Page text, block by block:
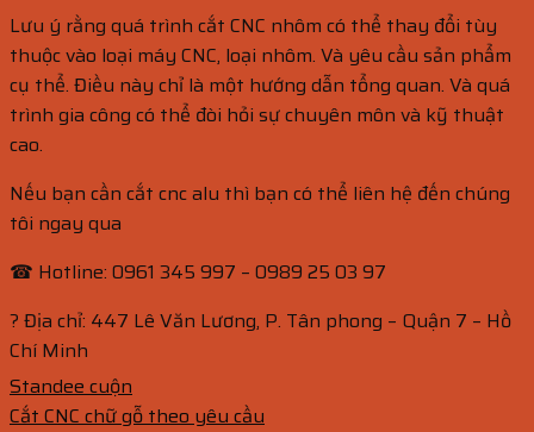
Lưu ý rằng quá trình cắt CNC nhôm có thể thay đổi tùy
thuộc vào loại máy CNC, loại nhôm. Và yêu cầu sản phẩm
cụ thể. Điều này chỉ là một hướng dẫn tổng quan. Và quá
trình gia công có thể đòi hỏi sự chuyên môn và kỹ thuật
cao.
Nếu bạn cần cắt cnc alu thì bạn có thể liên hệ đến chúng
tôi ngay qua
☎ Hotline: 0961 345 997 – 0989 25 03 97
? Địa chỉ: 447 Lê Văn Lương, P. Tân phong – Quận 7 – Hồ
Chí Minh
Standee cuộn
Cắt CNC chữ gỗ theo yêu cầu